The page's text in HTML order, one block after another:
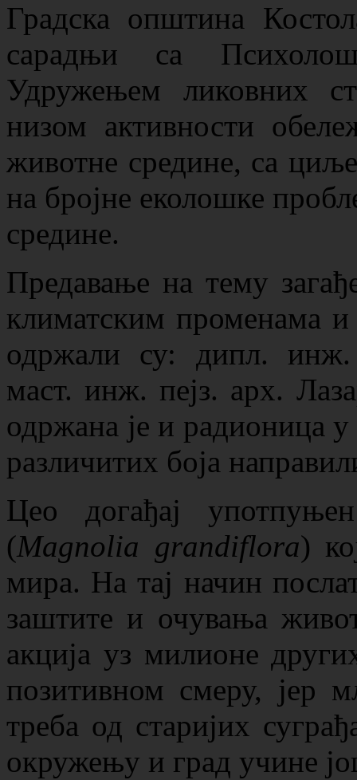
Градска општина
сарадњи са
Удружењем ликовних
низом активности
животне средине, са
на бројне еколошке
средине.
Предавање на тему
климатским променама
одржали су: дипл.
маст. инж. пејз. арх.
одржана је и радионица
различитих боја
Цео догађај
(Magnolia grandiflora)
мира. На тај начин
заштите и очувања
акција уз милионе
позитивном смеру, јер
треба од старијих
окружењу и град учине